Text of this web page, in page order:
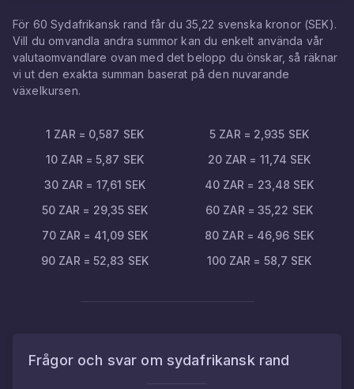
För 60 Sydafrikansk rand får du 35,22 svenska kronor(SEK).
Vill du omvandla andra summor kan du enkelt använda vår
valutaomvandlare ovan med det belopp du önskar, så räknar
vi ut den exakta summan baserat på den nuvarande
växelkursen.
1 ZAR = 0,587 SEK 5 ZAR = 2,935 SEK
10 ZAR =5,87 SEK 20 ZAR = 11,74 SEK
30 ZAR = 17,61 SEK 40 ZAR = 23,48 SEK
50 ZAR = 29,35 SEK 60 ZAR = 35,22 SEK
70 ZAR = 41,09 SEK 80 ZAR = 46,96 SEK
90 ZAR = 52,83 SEK 100 ZAR = 58,7 SEK
Frågor och svar om sydafrikansk rand